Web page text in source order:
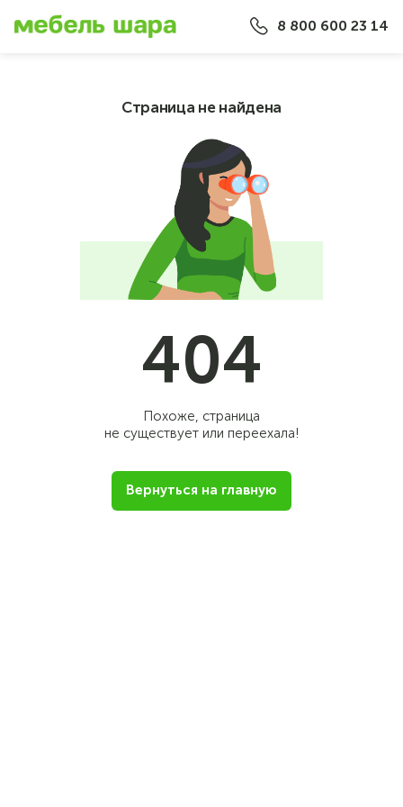
8 800 600 23 14
Страница не найдена
Похоже, страница
не существует или переехала!
404
Вернуться на главную